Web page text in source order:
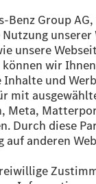
bei der Mercedes-
kompensiert
ein integraler
Kanada und China.
aus erneuerbaren
über MB.CHARGE
Energien ins
aus Wind- und
wurden nach dem
harmonised